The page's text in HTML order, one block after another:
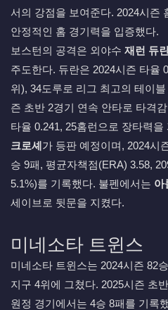
서의 강점을 보여준다. 2024시즌
안정적인 홈 경기력을 입증했다.
보스턴의 공격은 외야수 재런 듀
주도한다. 듀란은 2024시즌 타율
위), 34도루로 리그 최고의 테이
즌 초반 2경기 연속 안타로 타격
타율 0.241, 25홈런으로 장타력
크로셰가 등판 예정이며, 2024시
승 9패, 평균자책점(ERA) 3.58,
5.1%)를 기록했다. 불펜에서는 아
세이브로 뒷문을 지켰다.
미네소타 트윈스
미네소타 트윈스는 2024시즌 82
지구 4위에 그쳤다. 2025시즌 초
원정 경기에서는 4승 8패를 기록